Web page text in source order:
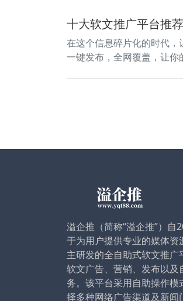
十大软文推广平台推
在这个信息碎片化的时代
一键发布，全网覆盖，让
溢企推（简称“溢企推”）自
于为用户提供专业的媒体资
主研发的全自助式软文推
软文广告、营销、发布以及
务。该平台采用自助操作
择多种网络广告渠道及新